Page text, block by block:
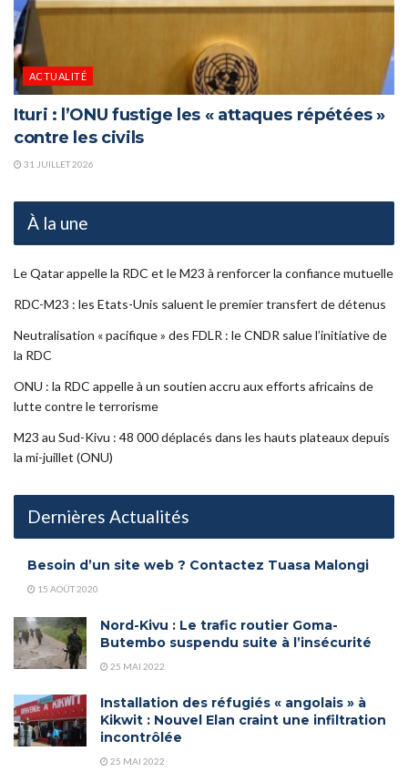
ACTUALITÉ
Ituri : l’ONU fustige les « attaques répétées »
contre les civils
31 JUILLET 2026
À la une
Le Qatar appelle la RDC et le M23 à renforcer la confiance mutuelle
RDC-M23 : les Etats-Unis saluent le premier transfert de détenus
Neutralisation « pacifique » des FDLR : le CNDR salue l’initiative de
la RDC
ONU : la RDC appelle à un soutien accru aux efforts africains de
lutte contre le terrorisme
M23 au Sud-Kivu : 48 000 déplacés dans les hauts plateaux depuis
la mi-juillet (ONU)
Dernières Actualités
Besoin d’un site web ? Contactez Tuasa Malongi
15 AOÛT 2020
Nord-Kivu : Le trafic routier Goma-
Butembo suspendu suite à l’insécurité
25 MAI 2022
Installation des réfugiés « angolais » à
Kikwit : Nouvel Elan craint une infiltration
incontrôlée
25 MAI 2022